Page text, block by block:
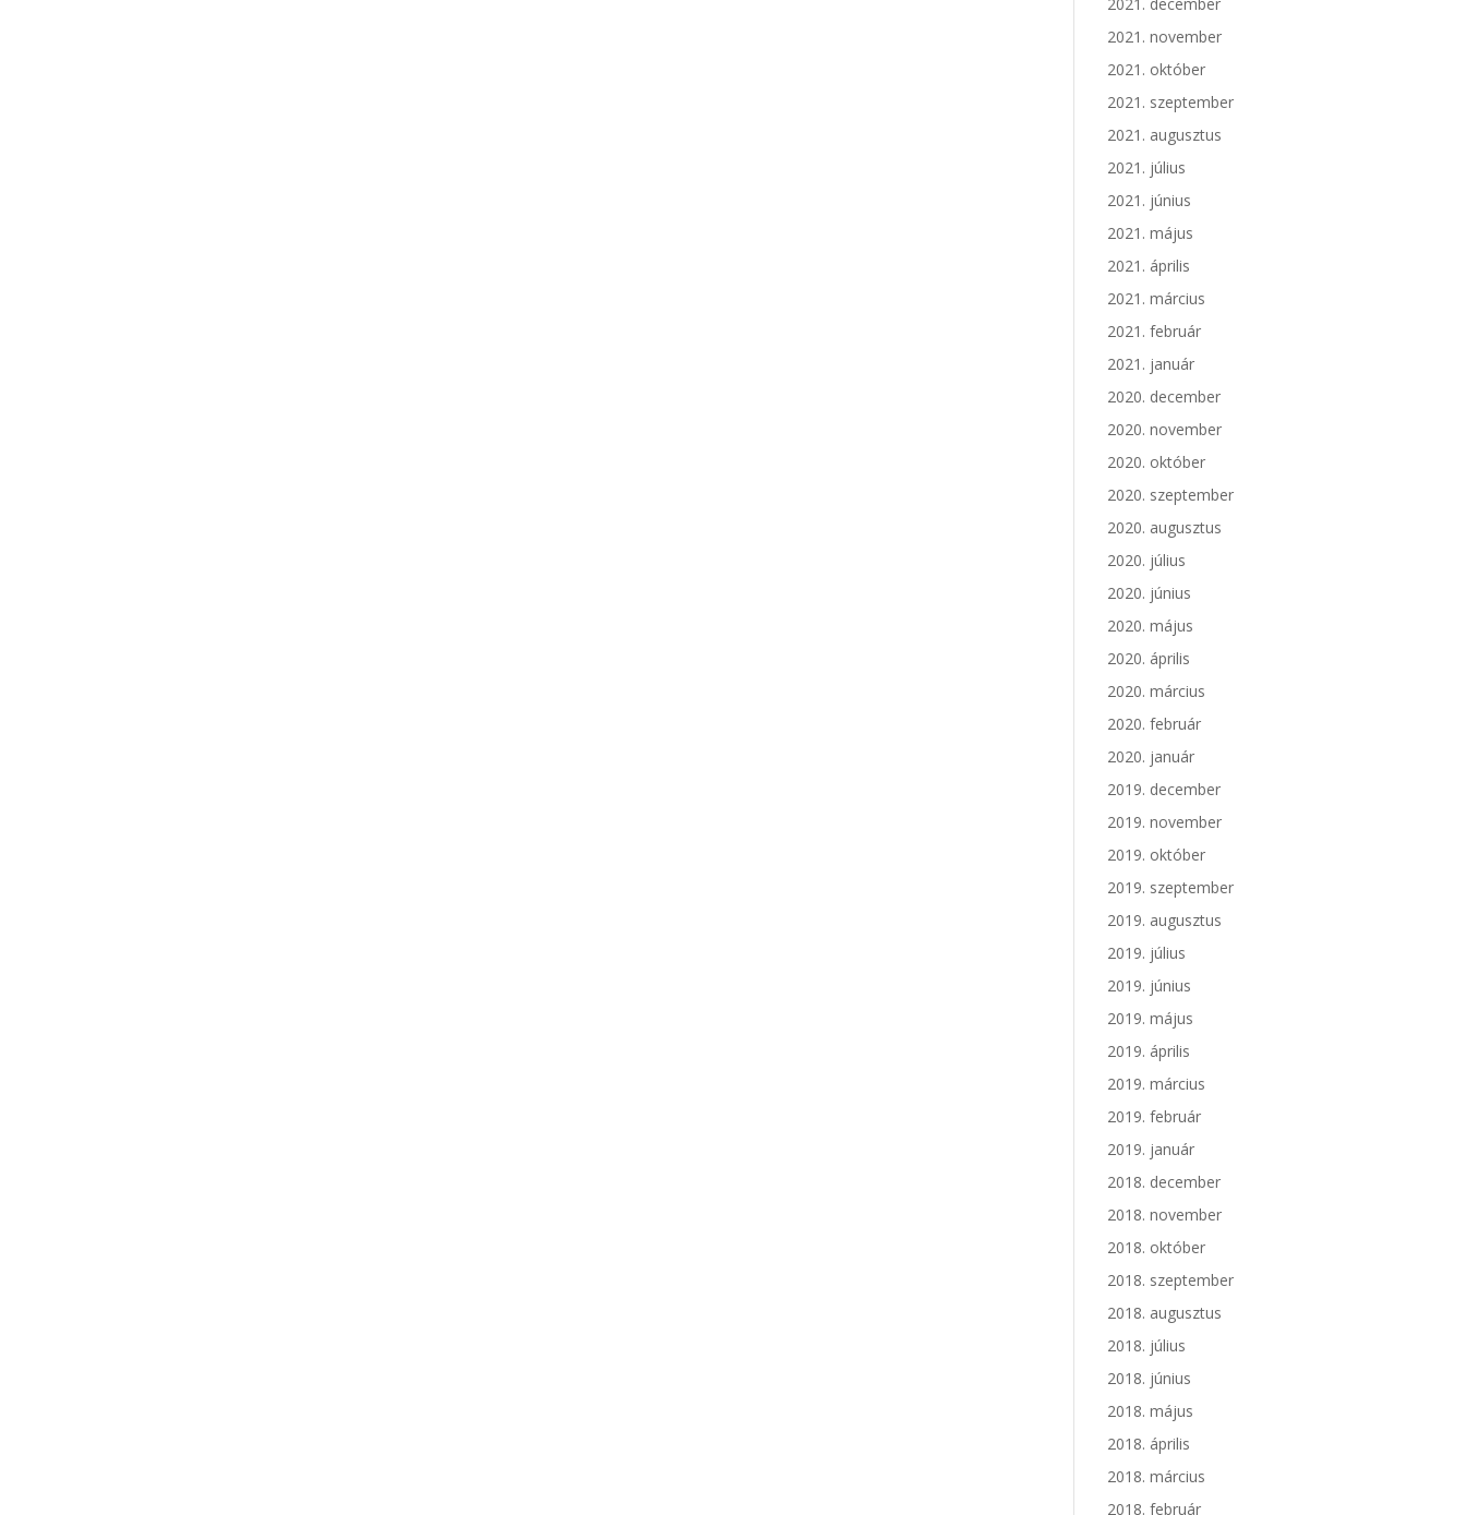
2021. november
2021. október
2021. szeptember
2021. augusztus
2021. július
2021. június
2021. május
2021. április
2021. március
2021. február
2021. január
2020. december
2020. november
2020. október
2020. szeptember
2020. augusztus
2020. július
2020. június
2020. május
2020. április
2020. március
2020. február
2020. január
2019. december
2019. november
2019. október
2019. szeptember
2019. augusztus
2019. július
2019. június
2019. május
2019. április
2019. március
2019. február
2019. január
2018. december
2018. november
2018. október
2018. szeptember
2018. augusztus
2018. július
2018. június
2018. május
2018. április
2018. március
2018. február